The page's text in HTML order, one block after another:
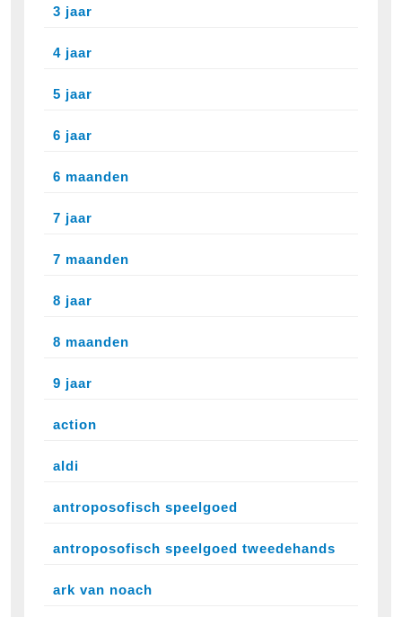
3 jaar
4 jaar
5 jaar
6 jaar
6 maanden
7 jaar
7 maanden
8 jaar
8 maanden
9 jaar
action
aldi
antroposofisch speelgoed
antroposofisch speelgoed tweedehands
ark van noach